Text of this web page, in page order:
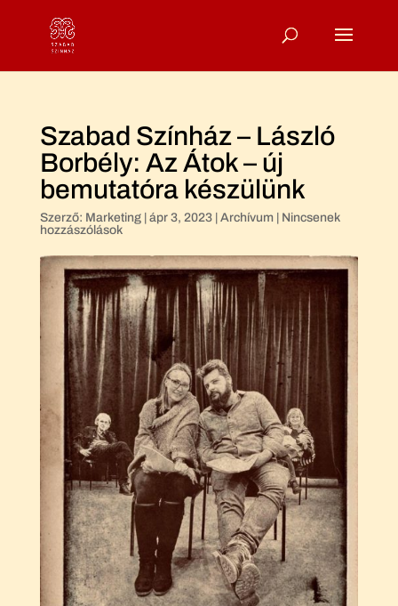
Szabad Színház – László
Borbély: Az Átok – új
bemutatóra készülünk
Szerző: Marketing| ápr 3, 2023| Archívum| Nincsenek
hozzászólások